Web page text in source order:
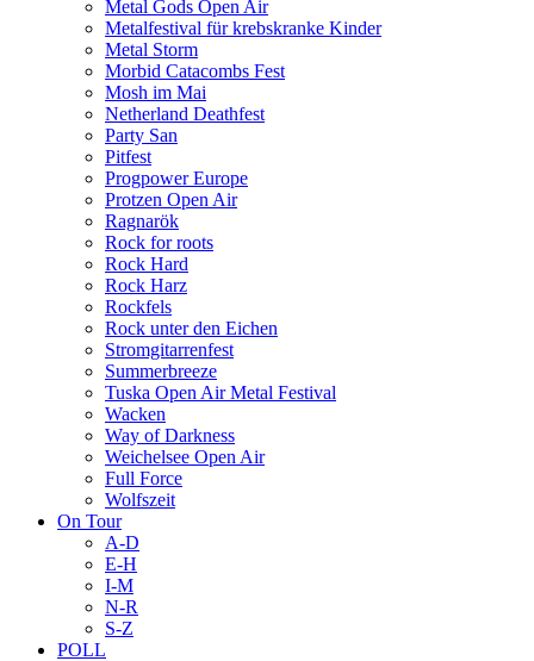
Metal Gods Open Air
Metalfestival für krebskranke Kinder
Metal Storm
Morbid Catacombs Fest
Mosh im Mai
Netherland Deathfest
Party San
Pitfest
Progpower Europe
Protzen Open Air
Ragnarök
Rock for roots
Rock Hard
Rock Harz
Rockfels
Rock unter den Eichen
Stromgitarrenfest
Summerbreeze
Tuska Open Air Metal Festival
Wacken
Way of Darkness
Weichelsee Open Air
Full Force
Wolfszeit
On Tour
A-D
E-H
I-M
N-R
S-Z
POLL